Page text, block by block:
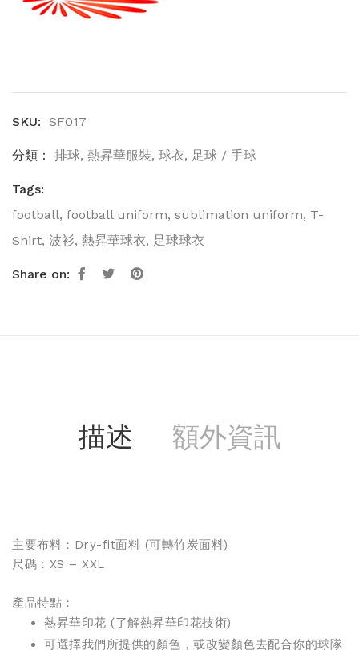
SKU: SF017
分類： 排球, 熱昇華服裝, 球衣, 足球 / 手球
Tags:
football, football uniform, sublimation uniform, T-
Shirt, 波衫, 熱昇華球衣, 足球球衣
Share on:
描述 額外資訊
主要布料：Dry-fit面料 (可轉竹炭面料)
尺碼：XS – XXL
產品特點：
熱昇華印花 (了解熱昇華印花技術)
可選擇我們所提供的顏色，或改變顏色去配合你的球隊